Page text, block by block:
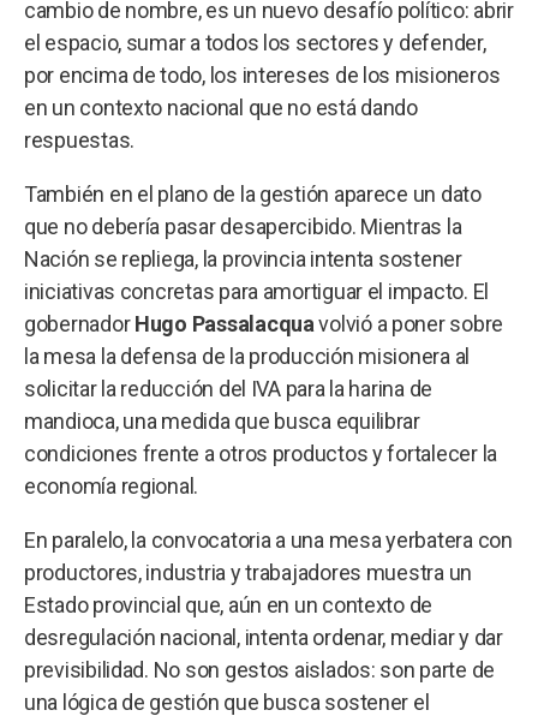
cambio de nombre, es un nuevo desafío político: abrir
el espacio, sumar a todos los sectores y defender,
por encima de todo, los intereses de los misioneros
en un contexto nacional que no está dando
respuestas.
También en el plano de la gestión aparece un dato
que no debería pasar desapercibido. Mientras la
Nación se repliega, la provincia intenta sostener
iniciativas concretas para amortiguar el impacto. El
gobernadorHugo Passalacquavolvió a poner sobre
la mesa la defensa de la producción misionera al
solicitar la reducción del IVA para la harina de
mandioca, una medida que busca equilibrar
condiciones frente a otros productos y fortalecer la
economía regional.
En paralelo, la convocatoria a una mesa yerbatera con
productores, industria y trabajadores muestra un
Estado provincial que, aún en un contexto de
desregulación nacional, intenta ordenar, mediar y dar
previsibilidad. No son gestos aislados: son parte de
una lógica de gestión que busca sostener el